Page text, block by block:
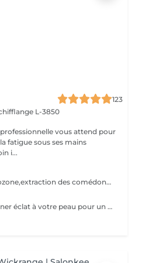
123
L-3850
vous attend pour
fatigue sous ses mains
i...
Nettoyage avec peeling,vapozone,extraction des comédons et masque
Soin d'une heure pour redonner éclat à votre peau pour un événement spécial